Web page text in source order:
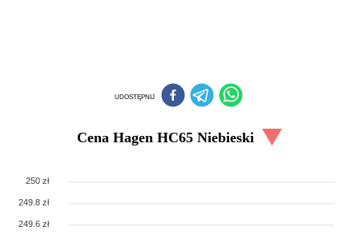
UDOSTĘPNIJ
Cena Hagen HC65 Niebieski
250 zł
249.8 zł
249.6 zł